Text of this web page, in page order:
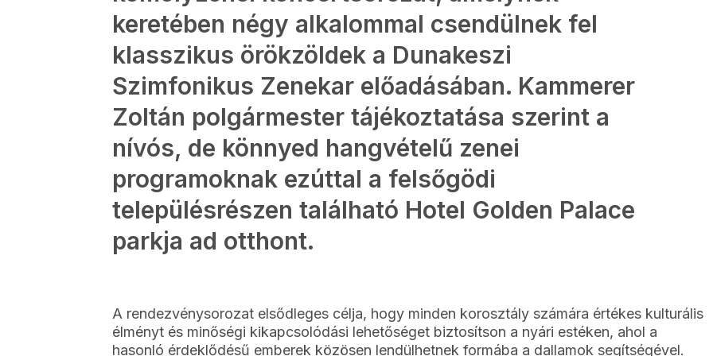
keretében négy alkalommal csendülnek fel
klasszikus örökzöldek a Dunakeszi
Szimfonikus Zenekar előadásában. Kammerer
Zoltán polgármester tájékoztatása szerint a
nívós, de könnyed hangvételű zenei
programoknak ezúttal a felsőgödi
településrészen található Hotel Golden Palace
parkja ad otthont.
A rendezvénysorozat elsődleges célja, hogy minden korosztály számára értékes kulturális
élményt és minőségi kikapcsolódási lehetőséget biztosítson a nyári estéken, ahol a
hasonló érdeklődésű emberek közösen lendülhetnek formába a dallamok segítségével.